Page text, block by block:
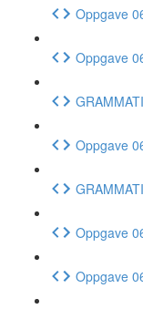
Oppgave
Oppgave
Oppgave
Oppgave
Oppgave